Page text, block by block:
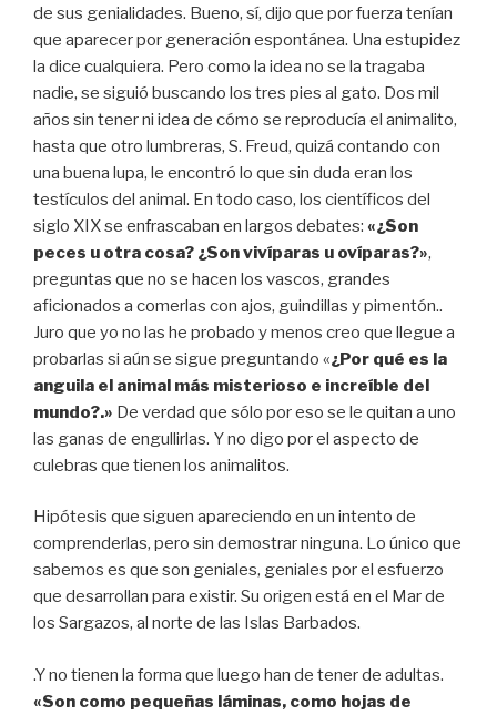
de sus genialidades. Bueno, sí, dijo que por fuerza tenían
que aparecer por generación espontánea. Una estupidez
la dice cualquiera. Pero como la idea no se la tragaba
nadie, se siguió buscando los tres pies al gato. Dos mil
años sin tener ni idea de cómo se reproducía el animalito,
hasta que otro lumbreras, S. Freud, quizá contando con
una buena lupa, le encontró lo que sin duda eran los
testículos del animal. En todo caso, los científicos del
siglo XIX se enfrascaban en largos debates: «¿Son
peces u otra cosa? ¿Son vivíparas u ovíparas?»,
preguntas que no se hacen los vascos, grandes
aficionados a comerlas con ajos, guindillas y pimentón..
Juro que yo no las he probado y menos creo que llegue a
probarlas si aún se sigue preguntando «¿Por qué es la
anguila el animal más misterioso e increíble del
mundo?.» De verdad que sólo por eso se le quitan a uno
las ganas de engullirlas. Y no digo por el aspecto de
culebras que tienen los animalitos.
Hipótesis que siguen apareciendo en un intento de
comprenderlas, pero sin demostrar ninguna. Lo único que
sabemos es que son geniales, geniales por el esfuerzo
que desarrollan para existir. Su origen está en el Mar de
los Sargazos, al norte de las Islas Barbados.
.Y no tienen la forma que luego han de tener de adultas.
«Son como pequeñas láminas, como hojas de